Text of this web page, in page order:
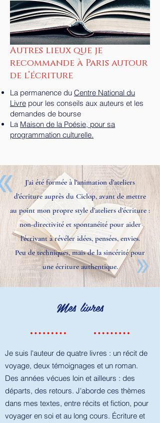
Autres lieux que je
recommande à Paris autour
de l’écriture
La permanence du Centre National du
Livre pour les conseils aux auteurs et les
demandes de bourse
La Maison de la Poésie, pour sa
programmation culturelle.
J’ai été formée à l’animation d’ateliers
d’écriture auprès du Ciclop, avant de mettre
au point mon propre style d’ateliers d’écriture :
non-directivité et spontanéité pour aider
l'écrivant à révéler idées, pensées, envies.
Peu de techniques, mais de la sincérité pour
une écriture authentique.
Mes livres
Je suis l'auteur de quatre livres : un récit de
voyage, deux témoignages et un roman.
Des années vécues loin et ailleurs : des
départs, des retours. J'aborde ces thèmes
dans mes textes, entre récits et fiction, pour
voyager en soi et au long cours. Écriture et